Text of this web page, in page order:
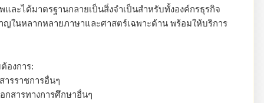
ละได้มาตรฐานกลายเป็นสิ่งจำเป็นสำหรับทั้งองค์กรธุรกิจ
ในหลากหลายภาษาและศาสตร์เฉพาะด้าน พร้อมให้บริการ
องการ:
ารราชการอื่นๆ
กสารทางการศึกษาอื่นๆ